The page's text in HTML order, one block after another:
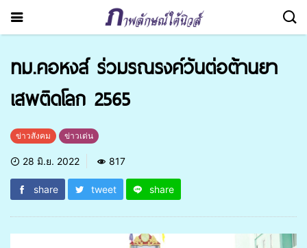
ทม.คอหงส์ ร่วมรณรงค์วันต่อต้านยา
เสพติดโลก 2565
ข่าวสังคม ข่าวเด่น
28 มิ.ย. 2022 817
share tweet share